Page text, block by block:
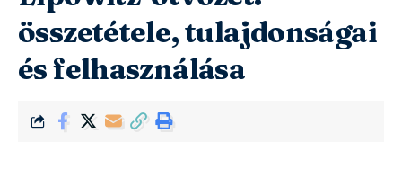
összetétele, tulajdonságai
és felhasználása